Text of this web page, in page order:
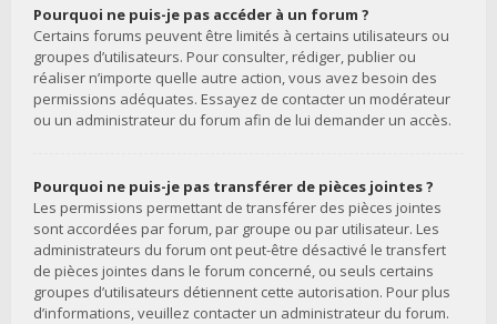
Pourquoi ne puis-je pas accéder à un forum ?
Certains forums peuvent être limités à certains utilisateurs ou
groupes d’utilisateurs. Pour consulter, rédiger, publier ou
réaliser n’importe quelle autre action, vous avez besoin des
permissions adéquates. Essayez de contacter un modérateur
ou un administrateur du forum afin de lui demander un accès.
Pourquoi ne puis-je pas transférer de pièces jointes ?
Les permissions permettant de transférer des pièces jointes
sont accordées par forum, par groupe ou par utilisateur. Les
administrateurs du forum ont peut-être désactivé le transfert
de pièces jointes dans le forum concerné, ou seuls certains
groupes d’utilisateurs détiennent cette autorisation. Pour plus
d’informations, veuillez contacter un administrateur du forum.